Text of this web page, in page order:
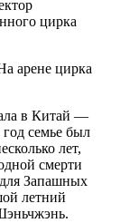
цирка
арене цирка
в Китай —
семье был
лет,
смерти
Запашных
летний